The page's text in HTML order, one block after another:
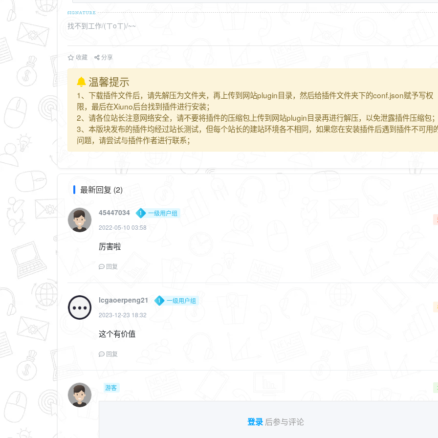
找不到工作/(ㄒoㄒ)/~~
收藏 分享
温馨提示
1、下载插件文件后，请先解压为文件夹，再上传到网站plugin目录，然后给插件文件夹下的conf.json赋予写权
限，最后在Xiuno后台找到插件进行安装；
2、请各位站长注意网络安全，请不要将插件的压缩包上传到网站plugin目录再进行解压，以免泄露插件压缩包
3、本版块发布的插件均经过站长测试，但每个站长的建站环境各不相同，如果您在安装插件后遇到插件不可用
问题，请尝试与插件作者进行联系；
最新回复 (2)
45447034
一级用户组
2022-05-10 03:58
厉害啦
回复
lcgaoerpeng21
一级用户组
2023-12-23 18:32
这个有价值
回复
游客
登录 后参与评论